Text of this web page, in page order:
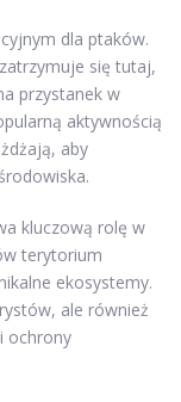
dla ptaków.
się tutaj,
przystanek w
aktywnością
aby
kluczową rolę w
terytorium
ekosystemy.
ale również
ochrony